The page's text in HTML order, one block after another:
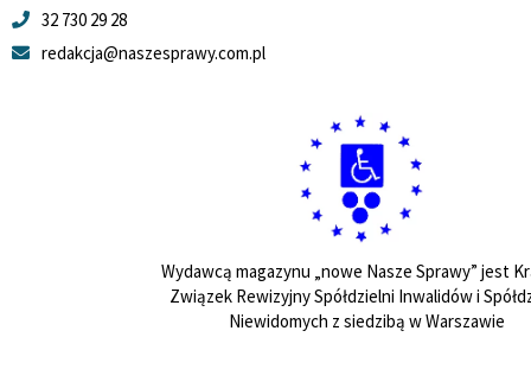
32 730 29 28
redakcja@naszesprawy.com.pl
Wydawcą magazynu „nowe Nasze Sprawy” jest
Związek Rewizyjny Spółdzielni Inwalidów i
Niewidomych z siedzibą w Warszawie